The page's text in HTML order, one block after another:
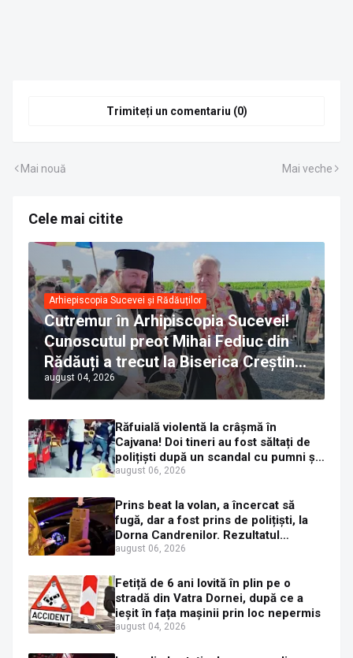
Trimiteți un comentariu (0)
Mai nouă Mai veche
Cele mai citite
Arhiepiscopia Sucevei și Rădăuților
Cutremur în Arhipiscopia Sucevei!
Cunoscutul preot Mihai Fediuc din
Rădăuți a trecut la Biserica Creștină
Ortodoxă Valahă. ÎPS Calinic anunță
că îi pregătește judecata canonică
august 04, 2026
Răfuială violentă la crâșmă în
Cajvana! Doi tineri au fost săltați de
polițiști după un scandal cu pumni și
mașini distruse
august 06, 2026
Prins beat la volan, a încercat să
fugă, dar a fost prins de polițiști, la
Dorna Candrenilor. Rezultatul
etilotestului: 1,59 mg/l alcool pur în
august 06, 2026
Fetiță de 6 ani lovită în plin pe o
stradă din Vatra Dornei, după ce a
ieșit în fața mașinii prin loc nepermis
august 04, 2026